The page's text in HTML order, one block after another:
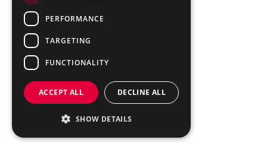
PERFORMANCE
TARGETING
FUNCTIONALITY
ACCEPT ALL DECLINE ALL
SHOW DETAILS